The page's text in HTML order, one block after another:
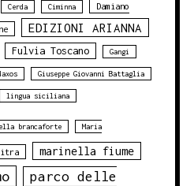
Cerda Ciminna Damiano
EDIZIONI ARIANNA
Fulvia Toscano Gangi
Giuseppe Giovanni Battaglia
lingua siciliana
brancaforte Maria
marinella fiume
parco delle